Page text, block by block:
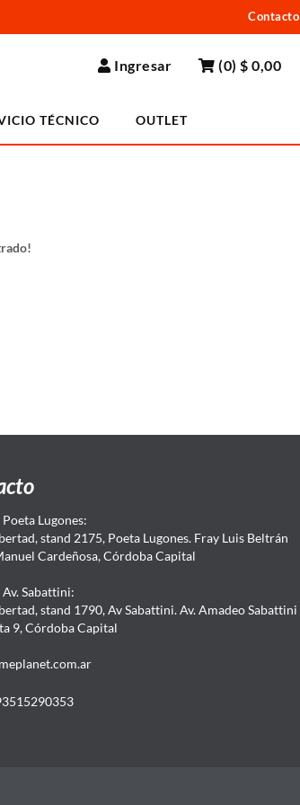
Contacto
Ingresar (0)$ 0,00
TÉCNICO OUTLET
Lugones:
stand 2175, Poeta Lugones. Fray Luis Beltrán
Cardeñosa, Córdoba Capital
Sabattini:
stand 1790, Av Sabattini. Av. Amadeo Sabattini
9, Córdoba Capital